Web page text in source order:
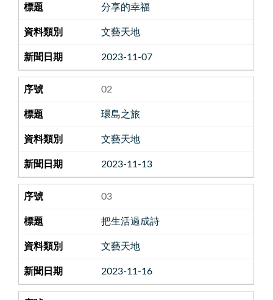
分享的幸福
文藝天地
2023-11-07
02
環島之旅
文藝天地
2023-11-13
03
把生活過成詩
文藝天地
2023-11-16